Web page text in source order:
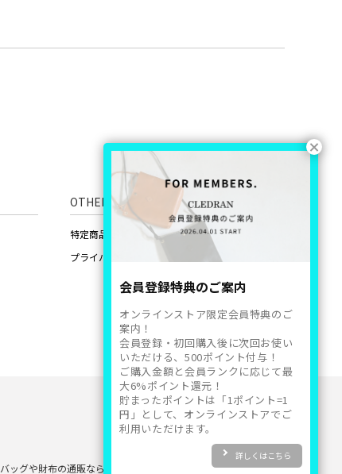
OTHERS
特定商品取引法に基づいた表記
プライバシーポリシー
バッグや財布の通販なら CLEDRAN ONLINE STORECopyright 2024
会員登録特典のご案内
オンラインストア限定会員特典のご
案内！
会員登録・初回購入後に次回お使い
いただける、500ポイント付与！
ご購入金額と会員ランクに応じて最
大6%ポイント還元！
貯まったポイントは「1ポイント=1
円」として、オンラインストアでご
利用いただけます。
詳しくはこちら